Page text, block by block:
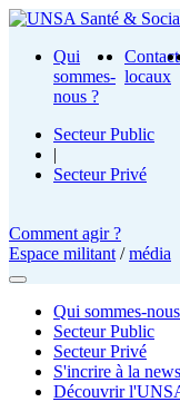
Qui
sommes-
nous ?
locaux
Secteur Public
|
Secteur Privé
Comment agir ?
Espace militant /média
Qui sommes-
Secteur Public
Secteur Privé
S'incrire à la
Découvrir